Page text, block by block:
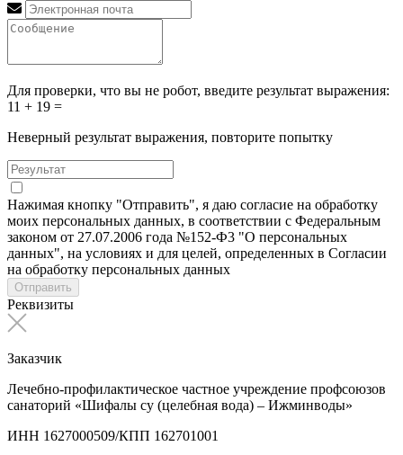
Для проверки, что вы не робот, введите результат выражения:
11 + 19 =
Неверный результат выражения, повторите попытку
Нажимая кнопку "Отправить", я даю согласие на обработку
моих персональных данных, в соответствии с Федеральным
законом от 27.07.2006 года №152-Ф3 "О персональных
данных", на условиях и для целей, определенных в Согласии
на обработку персональных данных
Отправить
Реквизиты
Заказчик
Лечебно-профилактическое частное учреждение профсоюзов
санаторий «Шифалы су (целебная вода) – Ижминводы»
ИНН 1627000509/КПП 162701001